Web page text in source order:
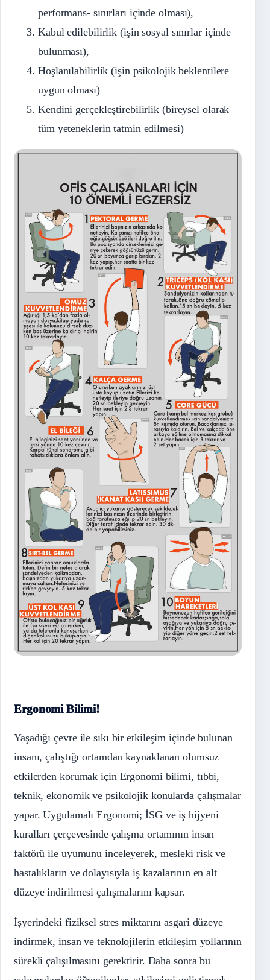
performans- sınırları içinde olması),
Kabul edilebilirlik (işin sosyal sınırlar içinde
bulunması),
Hoşlanılabilirlik (işin psikolojik beklentilere
uygun olması)
Kendini gerçekleştirebilirlik (bireysel olarak
tüm yeteneklerin tatmin edilmesi)
Ergonomi Bilimi!
Yaşadığı çevre ile sıkı bir etkileşim içinde bulunan
insanı, çalıştığı ortamdan kaynaklanan olumsuz
etkilerden korumak için Ergonomi bilimi, tıbbi,
teknik, ekonomik ve psikolojik konularda çalışmalar
yapar. Uygulamalı Ergonomi; İSG ve iş hijyeni
kuralları çerçevesinde çalışma ortamının insan
faktörü ile uyumunu inceleyerek, mesleki risk ve
hastalıkların ve dolayısıyla iş kazalarının en alt
düzeye indirilmesi çalışmalarını kapsar.
İşyerindeki fiziksel stres miktarını asgari düzeye
indirmek, insan ve teknolojilerin etkileşim yollarının
sürekli çalışılmasını gerektirir. Daha sonra bu